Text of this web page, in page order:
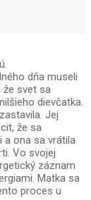
dňa museli
že svet sa
dievčatka.
Jej
že sa
a ona sa vrátila
Vo svojej
záznam
Matka sa
proces u